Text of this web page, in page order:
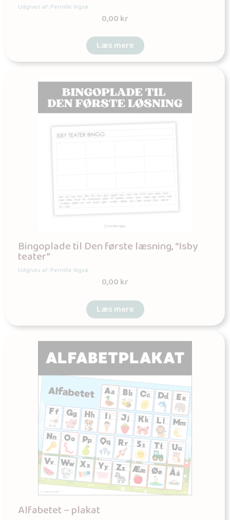
Udgives af: Pernille Vigsø
0,00kr
Læs mere
Bingoplade til Den første læsning, “Isby
teater”
Udgives af: Pernille Vigsø
0,00kr
Læs mere
Alfabetet – plakat